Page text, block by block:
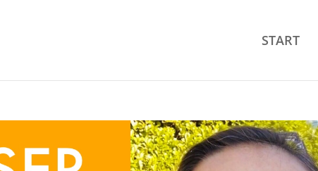
START